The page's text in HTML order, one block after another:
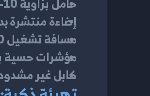
إضاءة منتشرة
مسافة تشغيل 10–20 سم
مؤشرات حسية
كابل غير